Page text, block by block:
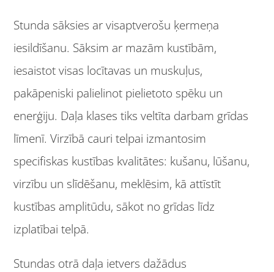
Stunda sāksies ar visaptverošu ķermeņa
iesildīšanu. Sāksim ar mazām kustībām,
iesaistot visas locītavas un muskuļus,
pakāpeniski palielinot pielietoto spēku un
enerģiju. Daļa klases tiks veltīta darbam grīdas
līmenī. Virzībā cauri telpai izmantosim
specifiskas kustības kvalitātes: kušanu, lūšanu,
virzību un slīdēšanu, meklēsim, kā attīstīt
kustības amplitūdu, sākot no grīdas līdz
izplatībai telpā.
Stundas otrā daļa ietvers dažādus